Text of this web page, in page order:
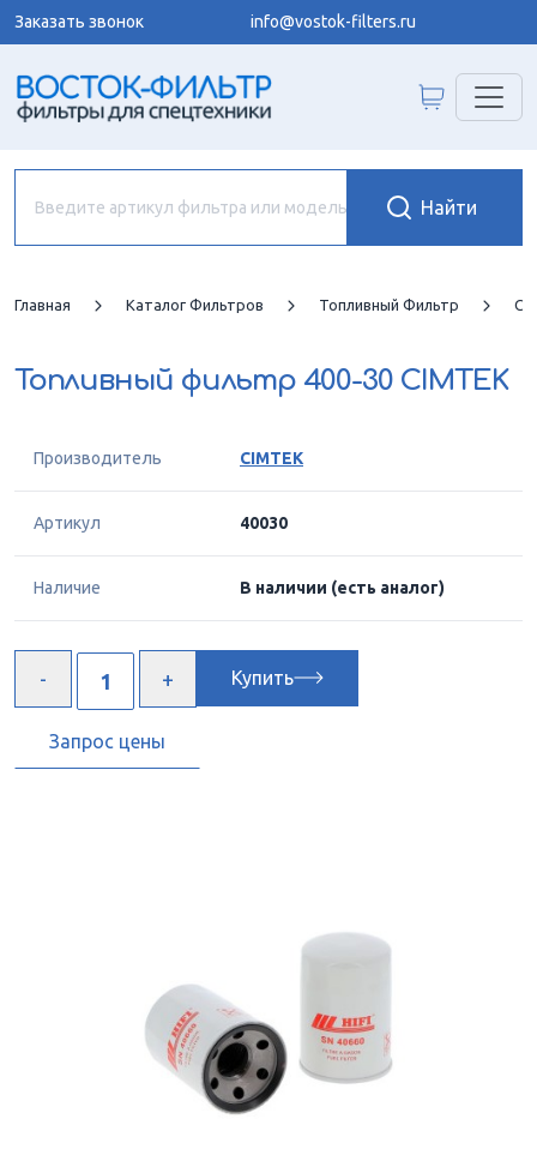
Заказать звонок info@vostok-filters.ru
Главная Каталог Фильтров Топливный Фильтр
Топливный фильтр 400-30 CIMTEK
Производитель CIMTEK
Артикул 40030
Наличие В наличии (есть аналог)
Купить
Запрос цены